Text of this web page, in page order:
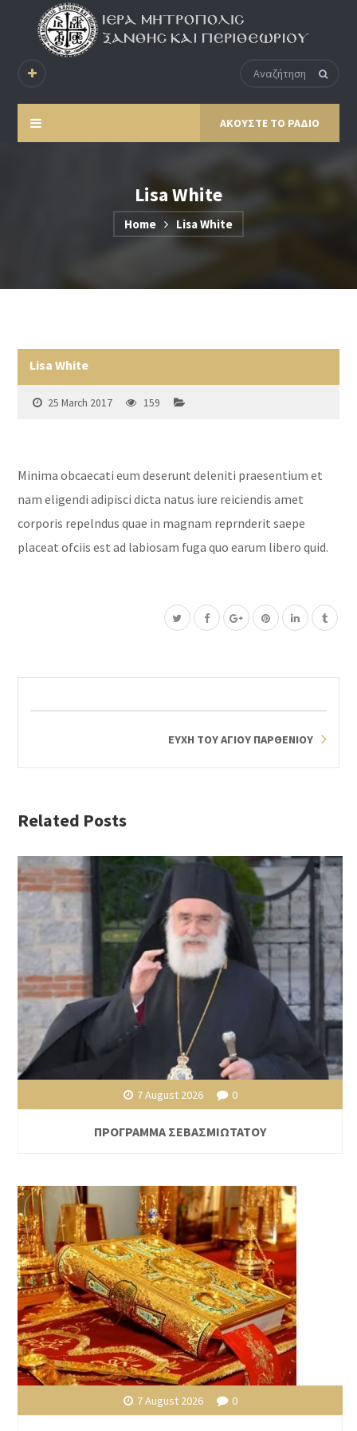
ΑΚΟΥΣΤΕ ΤΟ ΡΑΔΙΟ
Lisa White
Home Lisa White
Lisa White
25 March 2017 159
Minima obcaecati eum deserunt deleniti praesentium et
nam eligendi adipisci dicta natus iure reiciendis amet
corporis repelndus quae in magnam reprnderit saepe
placeat ofciis est ad labiosam fuga quo earum libero quid.
ΕΥΧΗ ΤΟΥ ΑΓΙΟΥ ΠΑΡΘΕΝΙΟΥ
Related Posts
7 August 2026 0
ΠΡΟΓΡΑΜΜΑ ΣΕΒΑΣΜΙΩΤΑΤΟΥ
7 August 2026 0